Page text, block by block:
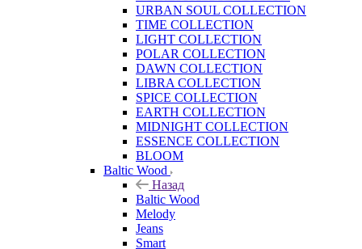
URBAN SOUL COLLECTION
TIME COLLECTION
LIGHT COLLECTION
POLAR COLLECTION
DAWN COLLECTION
LIBRA COLLECTION
SPICE COLLECTION
EARTH COLLECTION
MIDNIGHT COLLECTION
ESSENCE COLLECTION
BLOOM
Baltic Wood
Назад
Baltic Wood
Melody
Jeans
Smart